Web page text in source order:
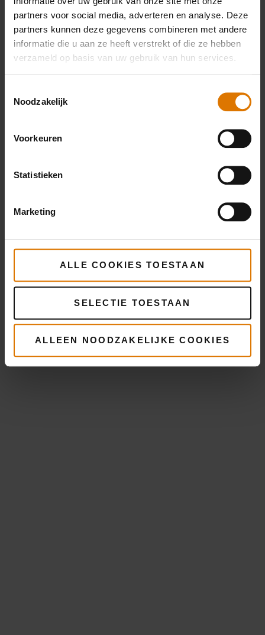
partners voor social media, adverteren en analyse. Deze
partners kunnen deze gegevens combineren met andere
informatie die u aan ze heeft verstrekt of die ze hebben
verzameld op basis van uw gebruik van hun services.
Noodzakelijk
Voorkeuren
Statistieken
Marketing
ALLE COOKIES TOESTAAN
SELECTIE TOESTAAN
ALLEEN NOODZAKELIJKE COOKIES
Weber Griddle
accessoires